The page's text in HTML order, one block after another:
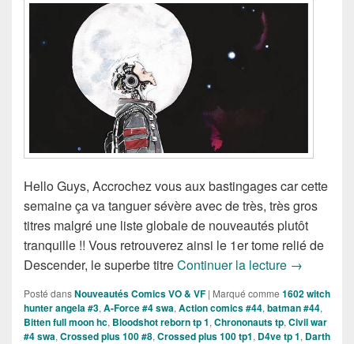
Hello Guys, Accrochez vous aux bastingages car cette
semaine ça va tanguer sévère avec de très, très gros
titres malgré une liste globale de nouveautés plutôt
tranquille !! Vous retrouverez ainsi le 1er tome relié de
Descender, le superbe titreContinuer la lecture Sortie des
→
Posté dansNouveautés Comics VO & VF | Marqué comme 1602 witch
hunter angela #3, A-Force #4 swa, Action comics #44, batman #44,
Bitten full moon hc, Bloodshot reborn tp 1, Chrononauts tp, Civil war
#4 swa, Crossed plus 100 #8, Crossed plus 100 tp1, D4ve tp 1, Darth